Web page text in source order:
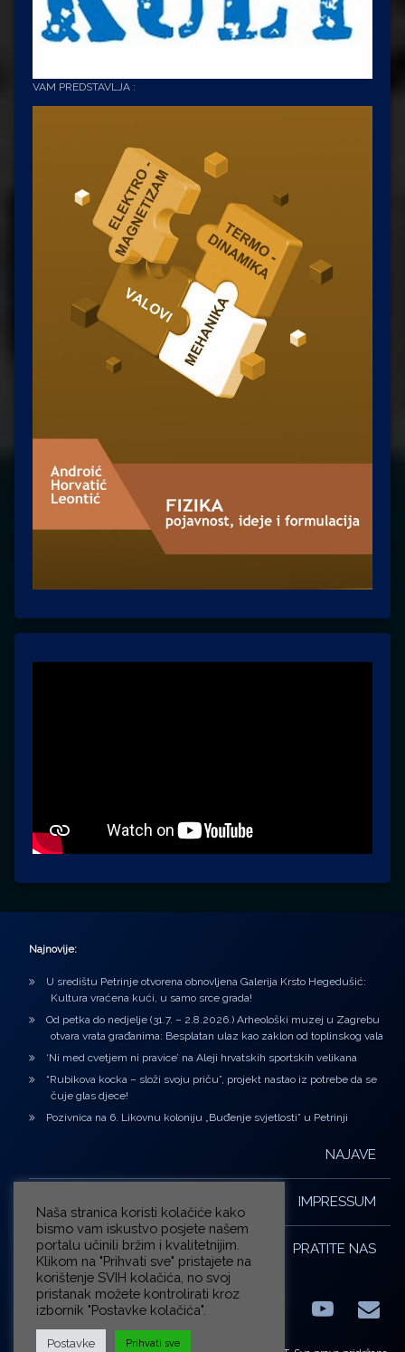
VAM PREDSTAVLJA :
Najnovije:
U središtu Petrinje otvorena obnovljena Galerija Krsto Hegedušić:
Kultura vraćena kući, u samo srce grada!
Od petka do nedjelje (31.7. – 2.8.2026.) Arheološki muzej u Zagrebu
otvara vrata građanima: Besplatan ulaz kao zaklon od toplinskog vala
‘Ni med cvetjem ni pravice’ na Aleji hrvatskih sportskih velikana
“Rubikova kocka – složi svoju priču”, projekt nastao iz potrebe da se
čuje glas djece!
Pozivnica na 6. Likovnu koloniju „Buđenje svjetlosti” u Petrinji
NAJAVE
IMPRESSUM
PRATITE NAS
FacebookLinkedIn E-
Naša stranica koristi kolačiće kako
bismo vam iskustvo posjete našem
portalu učinili bržim i kvalitetnijim.
Klikom na "Prihvati sve" pristajete na
korištenje SVIH kolačića, no svoj
pristanak možete kontrolirati kroz
izbornik "Postavke kolačića".
Postavke Prihvati sve